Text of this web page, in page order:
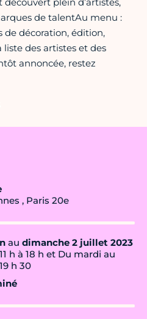
, Paris 20e
au dimanche 2 juillet 2023
h à 18 h et Du mardi au
h 30
plein d’artistes,
de talentAu menu :
de décoration, édition,
des artistes et des
annoncée, restez